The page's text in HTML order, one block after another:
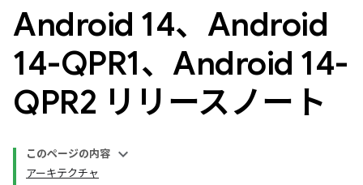
Android 14、Android
14-QPR1、Android 14-
QPR2 リリースノート
このページの内容
アーキテクチャ